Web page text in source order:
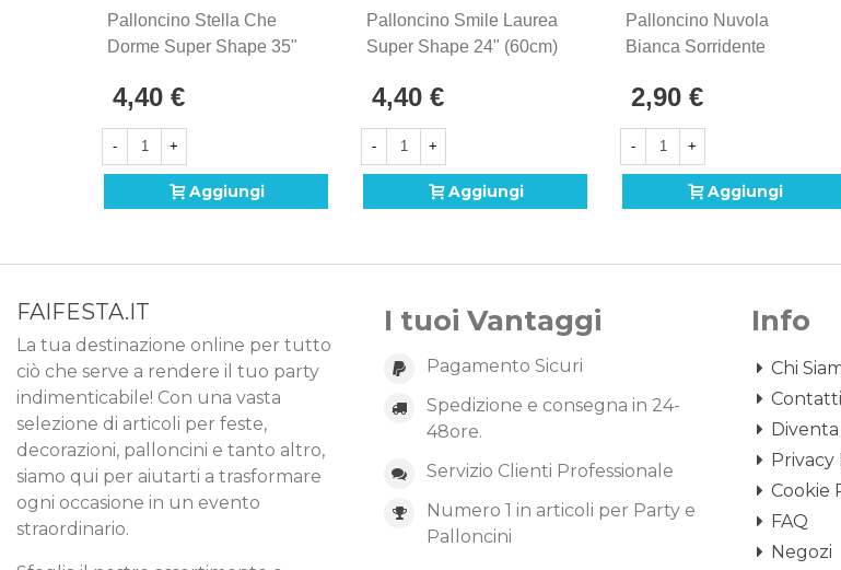
Palloncino Stella Che
Dorme Super Shape 35"
4,40 €
- +
Aggiungi
Palloncino Smile Laurea
Super Shape 24" (60cm)
4,40 €
- +
Aggiungi
Palloncino Nuvola
Bianca Sorridente
(50cm) In Mylar, 1pz.
2,90 €
- +
Aggiungi
FAIFESTA.IT
La tua destinazione online per tutto
ciò che serve a rendere il tuo party
indimenticabile! Con una vasta
selezione di articoli per feste,
decorazioni, palloncini e tanto altro,
siamo qui per aiutarti a trasformare
ogni occasione in un evento
straordinario.
I tuoi Vantaggi
Pagamento Sicuri
Spedizione e consegna in 24-
48ore.
Servizio Clienti Professionale
Numero 1 in articoli per Party e
Palloncini
Info
Chi
Contatti
Privacy
Cookie
FAQ
Negozi